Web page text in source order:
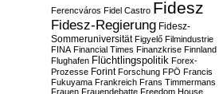
Ferencváros Fidel Castro Fidesz
Fidesz-Regierung Fidesz-
Sommeruniversität Figyelő Filmindustrie
FINA Financial Times Finanzkrise Finnland
Flughafen Flüchtlingspolitik Forex-
Prozesse Forint Forschung FPÖ Francis
Fukuyama Frankreich Frans Timmermans
Frauen Frauendebatte Freedom House